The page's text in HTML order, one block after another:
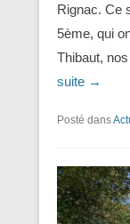
Rignac. Ce
5ème, qui
Thibaut,
suite →
Posté dans